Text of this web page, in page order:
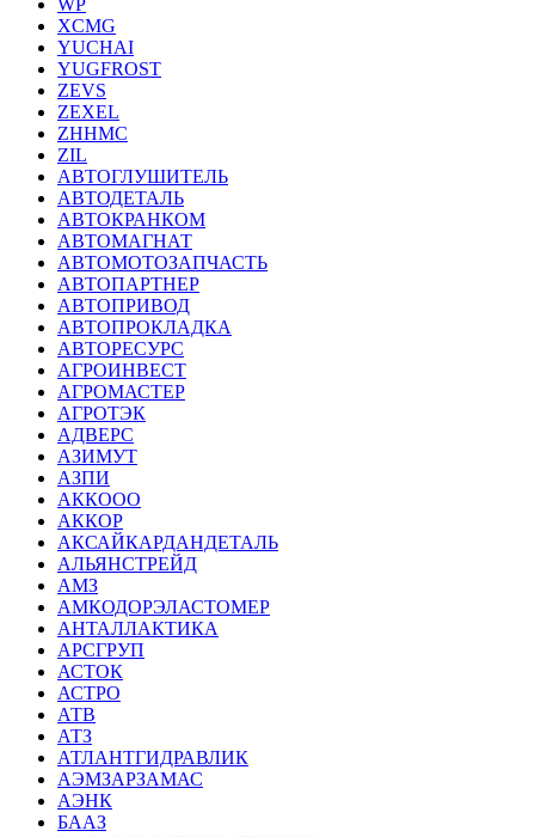
WP
XCMG
YUCHAI
YUGFROST
ZEVS
ZEXEL
ZHHMC
ZIL
АВТОГЛУШИТЕЛЬ
АВТОДЕТАЛЬ
АВТОКРАНКОМ
АВТОМАГНАТ
АВТОМОТОЗАПЧАСТЬ
АВТОПАРТНЕР
АВТОПРИВОД
АВТОПРОКЛАДКА
АВТОРЕСУРС
АГРОИНВЕСТ
АГРОМАСТЕР
АГРОТЭК
АДВЕРС
АЗИМУТ
АЗПИ
АККООО
АККОР
АКСАЙКАРДАНДЕТАЛЬ
АЛЬЯНСТРЕЙД
АМЗ
АМКОДОРЭЛАСТОМЕР
АНТАЛЛАКТИКА
АРСГРУП
АСТОК
АСТРО
АТВ
АТЗ
АТЛАНТГИДРАВЛИК
АЭМЗАРЗАМАС
АЭНК
БААЗ